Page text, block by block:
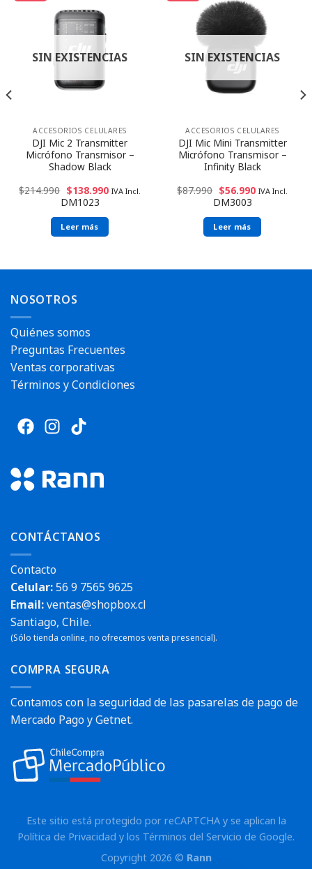
SIN EXISTENCIAS
ACCESORIOS CELULARES
DJI Mic 2 Transmitter
Micrófono Transmisor –
Shadow Black
$214.990 $138.990 IVA Incl.
DM1023
Leer más
SIN EXISTENCIAS
ACCESORIOS CELULARES
DJI Mic Mini Transmitter
Micrófono Transmisor –
Infinity Black
$87.990 $56.990 IVA Incl.
DM3003
Leer más
NOSOTROS
Quiénes somos
Preguntas Frecuentes
Ventas corporativas
Términos y Condiciones
CONTÁCTANOS
Contacto
Celular:56 9 7565 9625
Email:ventas@shopbox.cl
Santiago, Chile.
(Sólo tienda online, no ofrecemos venta presencial).
COMPRA SEGURA
Contamos con la seguridad de las pasarelas de pago de
Mercado Pago y Getnet.
Este sitio está protegido por reCAPTCHA y se aplican la
Política de Privacidad y los Términos del Servicio de Google.
Copyright 2026 © Rann